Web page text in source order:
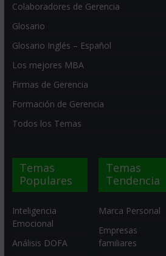
Colaboradores de Gerencia
Glosario
Glosario Inglés – Español
Los mejores MBA
Firmas de Gerencia
Formación de Gerencia
Todos los Temas
Temas
Populares
Inteligencia
Emocional
Análisis DOFA
Temas
Tendencia
Marca Personal
Empresas
familiares